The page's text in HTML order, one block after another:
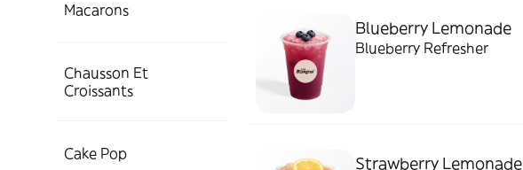
Macarons
Chausson Et
Croissants
Cake Pop
Blueberry Lemonade
Blueberry Refresher
Strawberry Lemonade